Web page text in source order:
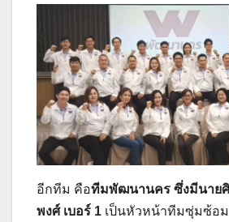
อีกทีม คือทีมพัฒนานคร ซึ่งมีนาย
พงศ์ เบอร์ 1 เป็นหัวหน้าทีมซุ่มซ้อ